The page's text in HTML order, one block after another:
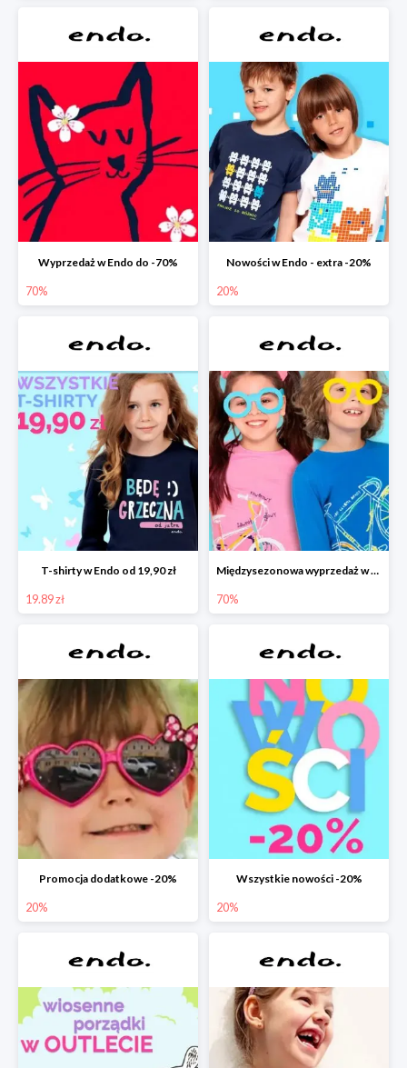
Wyprzedaż w Endo do -70%
70%
Nowości w Endo - extra -20%
20%
T-shirty w Endo od 19,90 zł
19.89 zł
Międzysezonowa wyprzedaż w Endo do -70%
70%
Promocja dodatkowe -20%
20%
Wszystkie nowości -20%
20%